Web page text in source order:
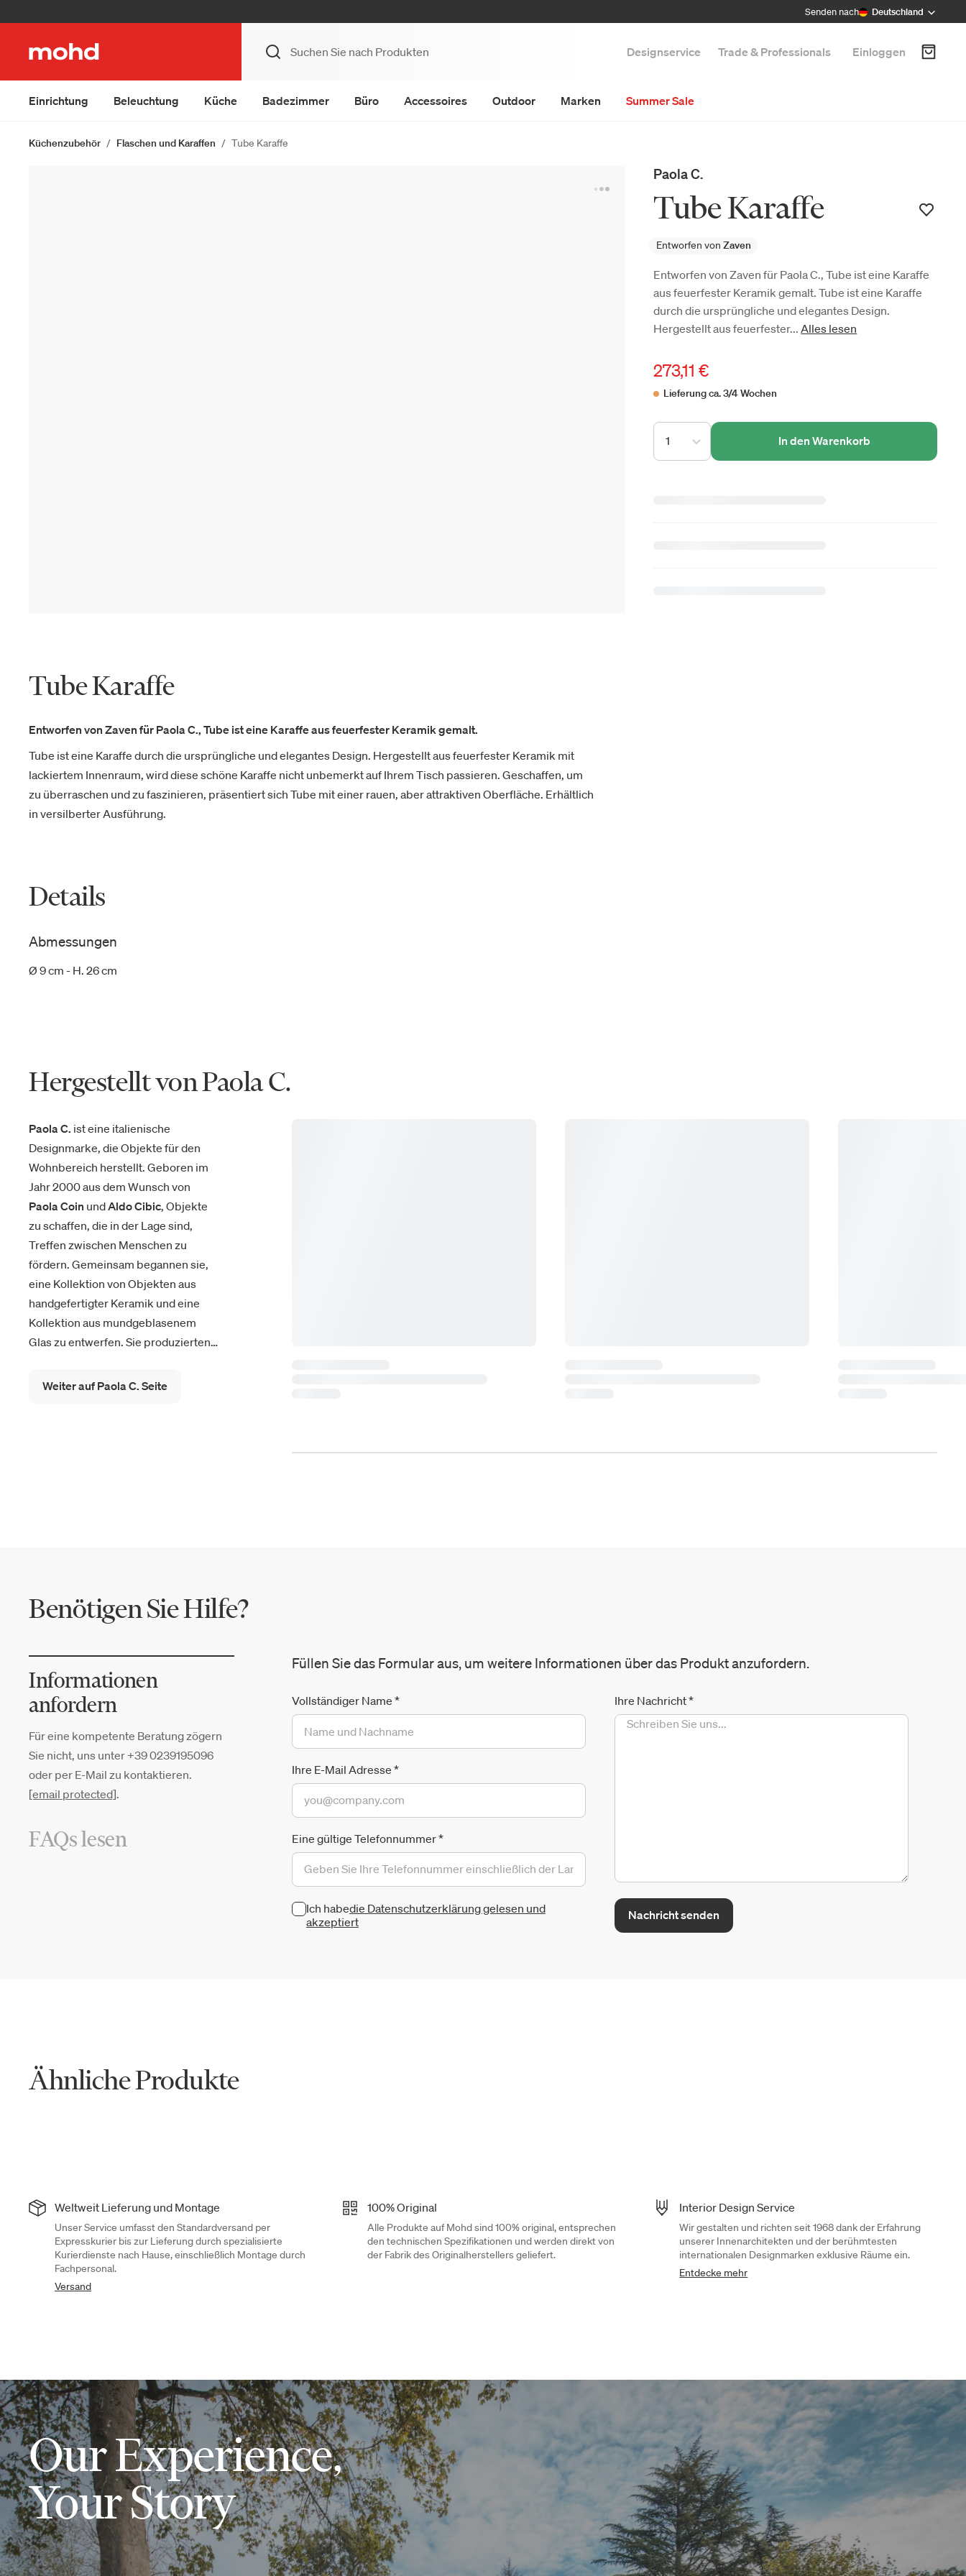
Senden nach Deutschland
Designservice Trade & Professionals Einloggen
Einrichtung Beleuchtung Küche Badezimmer Büro Accessoires Outdoor Marken Summer Sale
Küchenzubehör Flaschen und Karaffen Tube Karaffe
Paola C.
Tube Karaffe
Entworfen von Zaven
Entworfen von Zaven für Paola C., Tube ist eine Karaffe
aus feuerfester Keramik gemalt. Tube ist eine Karaffe
durch die ursprüngliche und elegantes Design.
Hergestellt aus feuerfester... Alles lesen
273,11 €
Lieferung ca. 3/4 Wochen
1 In den Warenkorb
Tube Karaffe
Entworfen von Zaven für Paola C., Tube ist eine Karaffe aus feuerfester Keramik gemalt.
Tube ist eine Karaffe durch die ursprüngliche und elegantes Design. Hergestellt aus feuerfester Keramik mit
lackiertem Innenraum, wird diese schöne Karaffe nicht unbemerkt auf Ihrem Tisch passieren. Geschaffen, um
zu überraschen und zu faszinieren, präsentiert sich Tube mit einer rauen, aber attraktiven Oberfläche. Erhältlich
in versilberter Ausführung.
Details
Abmessungen
Ø 9 cm - H. 26 cm
Hergestellt von Paola C.
Paola C. ist eine italienische
Designmarke, die Objekte für den
Wohnbereich herstellt. Geboren im
Jahr 2000 aus dem Wunsch von
Paola Coin undAldo Cibic, Objekte
zu schaffen, die in der Lage sind,
Treffen zwischen Menschen zu
fördern. Gemeinsam begannen sie,
eine Kollektion von Objekten aus
handgefertigter Keramik und eine
Kollektion aus mundgeblasenem
Glas zu entwerfen. Sie produzierten
in einem eleganten Stil, außerhalb
Weiter auf Paola C. Seite
Benötigen Sie Hilfe?
Informationen
anfordern
Für eine kompetente Beratung zögern
Sie nicht, uns unter +39 0239195096
oder per E-Mail zu kontaktieren.
[email protected].
FAQs lesen
Füllen Sie das Formular aus, um weitere Informationen über das Produkt anzufordern.
Vollständiger Name *
Ihre E-Mail Adresse *
Eine gültige Telefonnummer*
Ihre Nachricht*
Ich habedie Datenschutzerklärung gelesen und
akzeptiert
Nachricht senden
Ähnliche Produkte
Weltweit Lieferung und Montage
Unser Service umfasst den Standardversand per
Expresskurier bis zur Lieferung durch spezialisierte
Kurierdienste nach Hause, einschließlich Montage durch
Fachpersonal.
Versand
100% Original
Alle Produkte auf Mohd sind 100% original, entsprechen
den technischen Spezifikationen und werden direkt von
der Fabrik des Originalherstellers geliefert.
Interior Design Service
Wir gestalten und richten seit 1968 dank der Erfahrung
unserer Innenarchitekten und der berühmtesten
internationalen Designmarken exklusive Räume ein.
Entdecke mehr
Our Experience,
Your Story